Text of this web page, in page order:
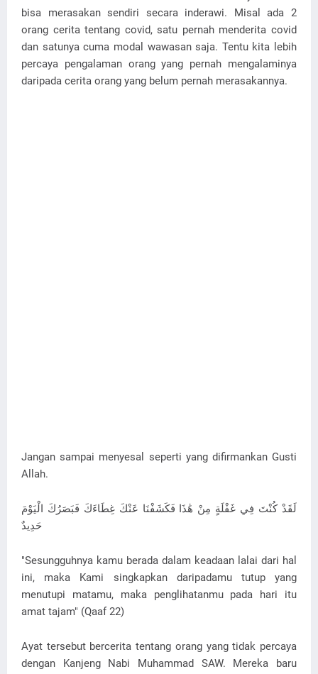
bisa merasakan sendiri secara inderawi. Misal ada 2
orang cerita tentang covid, satu pernah menderita covid
dan satunya cuma modal wawasan saja. Tentu kita lebih
percaya pengalaman orang yang pernah mengalaminya
daripada cerita orang yang belum pernah merasakannya.
Jangan sampai menyesal seperti yang difirmankan Gusti
Allah.
لَقَدْ كُنْتَ فِي غَفْلَةٍ مِنْ هَٰذَا فَكَشَفْنَا عَنْكَ غِطَاءَكَ فَبَصَرُكَ الْيَوْمَ
حَدِيدٌ
"Sesungguhnya kamu berada dalam keadaan lalai dari hal
ini, maka Kami singkapkan daripadamu tutup yang
menutupi matamu, maka penglihatanmu pada hari itu
amat tajam" (Qaaf 22)
Ayat tersebut bercerita tentang orang yang tidak percaya
dengan Kanjeng Nabi Muhammad SAW. Mereka baru